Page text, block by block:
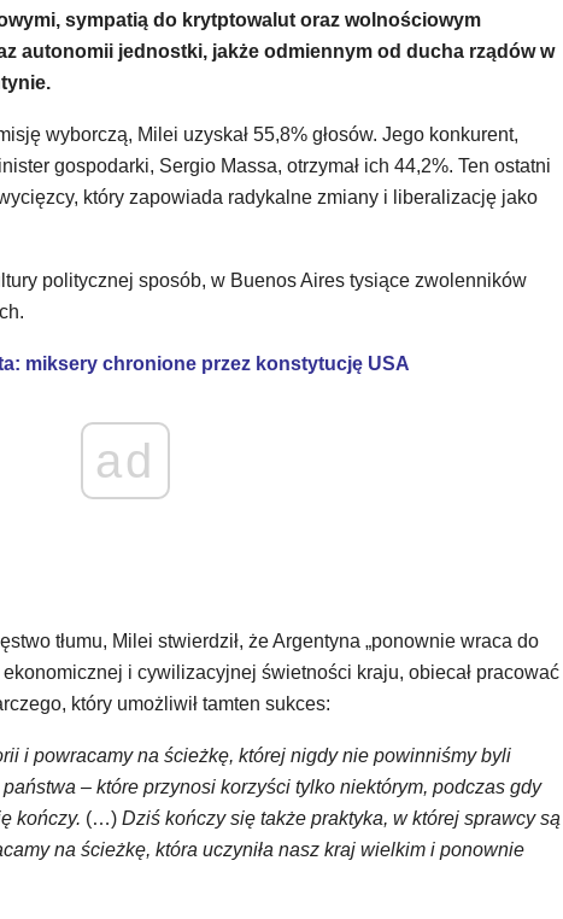
sympatią do krytptowalut oraz wolnościowym
autonomii jednostki, jakże odmiennym od ducha rządów w
wyborczą, Milei uzyskał 55,8% głosów. Jego konkurent,
gospodarki, Sergio Massa, otrzymał ich 44,2%. Ten ostatni
który zapowiada radykalne zmiany i liberalizację jako
politycznej sposób, w Buenos Aires tysiące zwolenników
miksery chronione przez konstytucję USA
ad
tłumu, Milei stwierdził, że Argentyna „ponownie wraca do
i cywilizacyjnej świetności kraju, obiecał pracować
który umożliwił tamten sukces:
i powracamy na ścieżkę, której nigdy nie powinniśmy byli
– które przynosi korzyści tylko niektórym, podczas gdy
kończy. (…) Dziś kończy się także praktyka, w której sprawcy są
na ścieżkę, która uczyniła nasz kraj wielkim i ponownie